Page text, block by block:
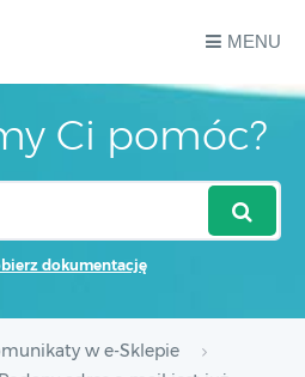
MENU
Ci pomóc?
dokumentację
w e-Sklepie